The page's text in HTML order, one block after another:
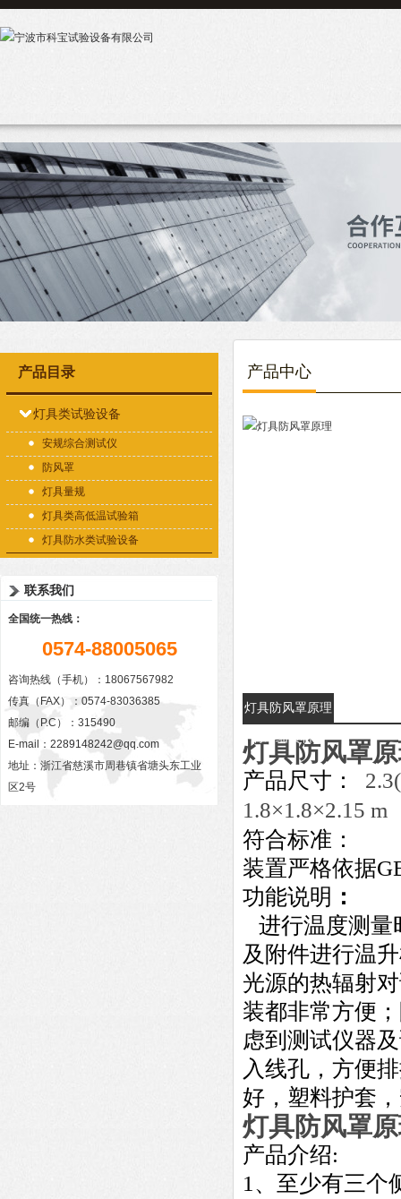
产品目录
灯具类试验设备
安规综合测试仪
防风罩
灯具量规
灯具类高低温试验箱
灯具防水类试验设备
联系我们
全国统一热线：
0574-88005065
咨询热线（手机）：18067567982
传真（FAX）：0574-83036385
邮编（P.C）：315490
E-mail： 2289148242@qq.com
地址：浙江省慈溪市周巷镇省塘头东工业
区2号
产品中心
灯具防风罩原理
的详细资料：
灯具防风罩
产品尺寸：
1.8×1.8×2.15 m
符合标准：
装置严格依据
功能说明 ：
进行温度测量
及附件进行温
光源的热辐射
装都非常方便
虑到测试仪器
入线孔，方便
好，塑料护套
灯具防风罩
产品介绍:
1、至少有三个